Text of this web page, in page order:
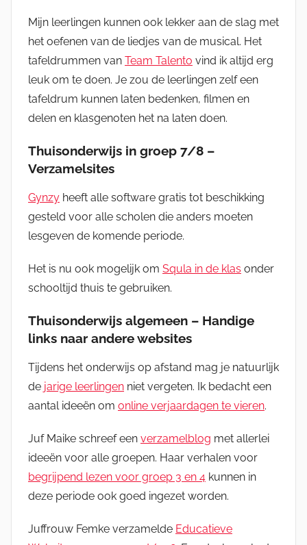
Mijn leerlingen kunnen ook lekker aan de slag met
het oefenen van de liedjes van de musical. Het
tafeldrummen van Team Talento vind ik altijd erg
leuk om te doen. Je zou de leerlingen zelf een
tafeldrum kunnen laten bedenken, filmen en
delen en klasgenoten het na laten doen.
Thuisonderwijs in groep 7/8 –
Verzamelsites
Gynzy heeft alle software gratis tot beschikking
gesteld voor alle scholen die anders moeten
lesgeven de komende periode.
Het is nu ook mogelijk om Squla in de klas onder
schooltijd thuis te gebruiken.
Thuisonderwijs algemeen – Handige
links naar andere websites
Tijdens het onderwijs op afstand mag je natuurlijk
de jarige leerlingen niet vergeten. Ik bedacht een
aantal ideeën om online verjaardagen te vieren.
Juf Maike schreef een verzamelblog met allerlei
ideeën voor alle groepen. Haar verhalen voor
begrijpend lezen voor groep 3 en 4 kunnen in
deze periode ook goed ingezet worden.
Juffrouw Femke verzamelde Educatieve